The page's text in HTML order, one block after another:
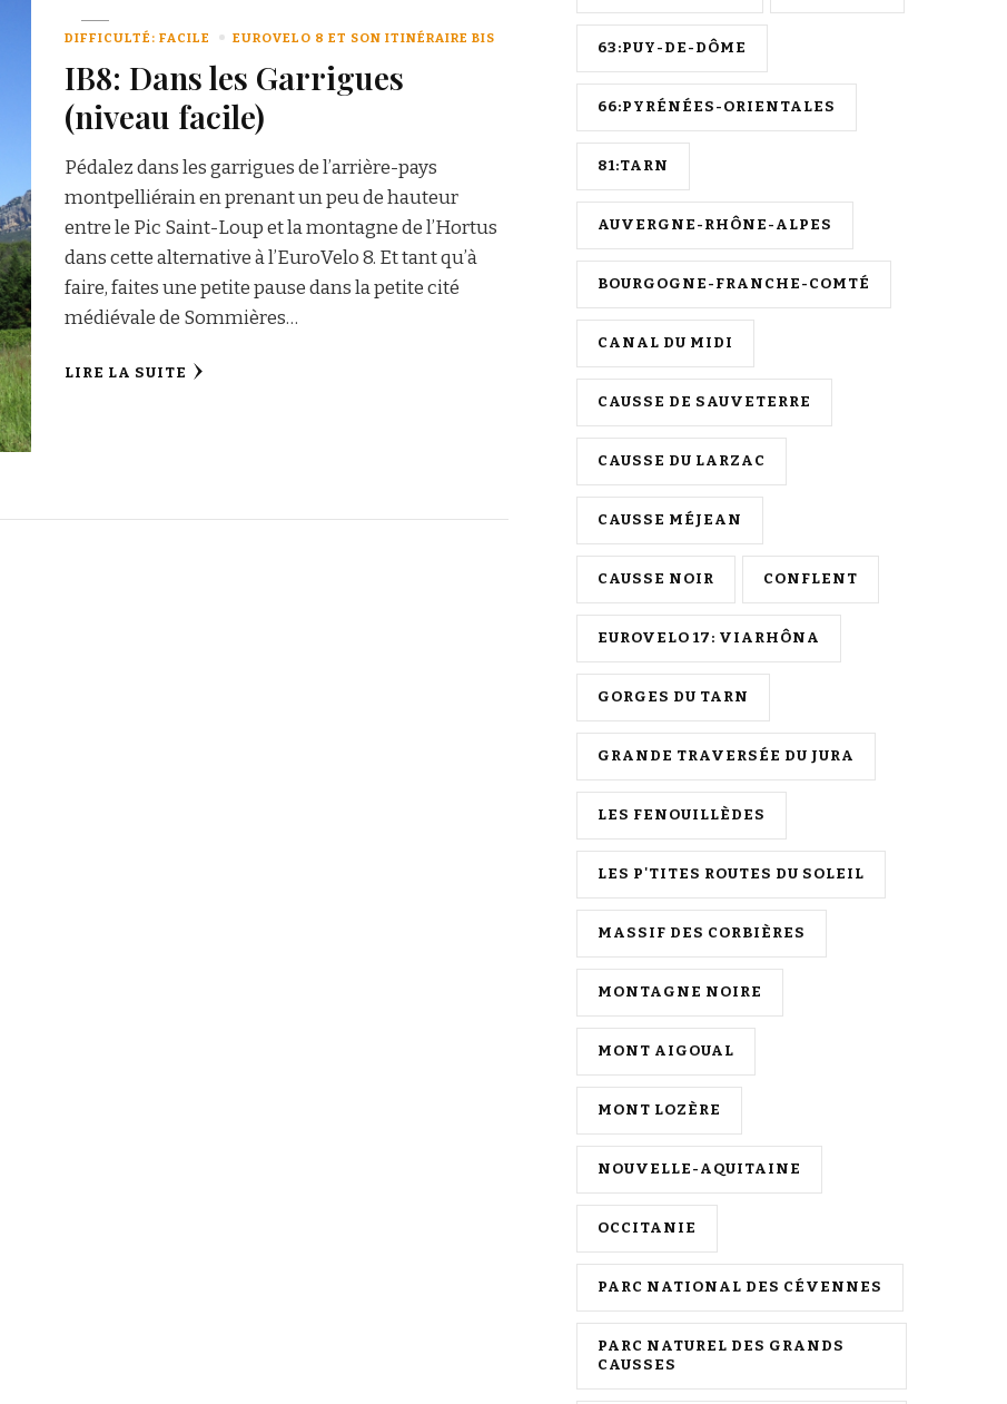
DIFFICULTÉ: FACILE EUROVELO 8 ET SON ITINÉRAIRE BIS
IB8: Dans les Garrigues
(niveau facile)
Pédalez dans les garrigues de l’arrière-pays
montpelliérain en prenant un peu de hauteur
entre le Pic Saint-Loup et la montagne de l’Hortus
dans cette alternative à l’EuroVelo 8. Et tant qu’à
faire, faites une petite pause dans la petite cité
médiévale de Sommières…
LIRE LA SUITE
63:PUY-DE-DÔME
66:PYRÉNÉES-ORIENTALES
81:TARN
AUVERGNE-RHÔNE-ALPES
BOURGOGNE-FRANCHE-COMTÉ
CANAL DU MIDI
CAUSSE DE SAUVETERRE
CAUSSE DU LARZAC
CAUSSE MÉJEAN
CAUSSE NOIR CONFLENT
EUROVELO 17: VIARHÔNA
GORGES DU TARN
GRANDE TRAVERSÉE DU JURA
LES FENOUILLÈDES
LES P'TITES ROUTES DU SOLEIL
MASSIF DES CORBIÈRES
MONTAGNE NOIRE
MONT AIGOUAL
MONT LOZÈRE
NOUVELLE-AQUITAINE
OCCITANIE
PARC NATIONAL DES CÉVENNES
PARC NATUREL DES GRANDS
CAUSSES